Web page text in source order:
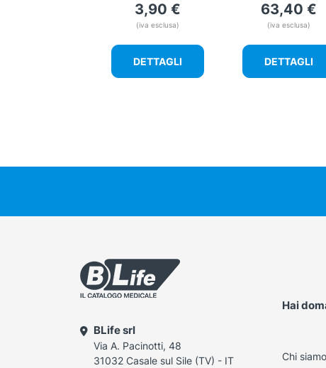
3,90€
(iva esclusa)
DETTAGLI
63,40€
(iva esclusa)
DETTAGLI
BLife srl
Via A. Pacinotti, 48
31032 Casale sul Sile (TV) - IT
Hai
Chi siamo